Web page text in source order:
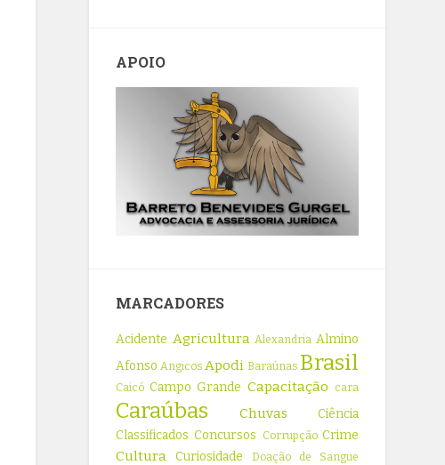
APOIO
MARCADORES
Acidente Agricultura Alexandria Almino
Afonso Angicos Apodi Baraúnas Brasil
Caicó Campo Grande Capacitação cara
Caraúbas Chuvas
Ciência
Classificados Concursos Corrupção Crime
Cultura Curiosidade Doação de Sangue